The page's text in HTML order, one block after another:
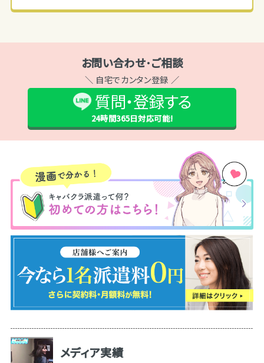
お問い合わせ･ご相談
＼ 自宅でカンタン登録 ／
質問・登録する
24時間365日対応可能!
メディア実績